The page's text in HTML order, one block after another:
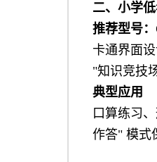
二、小学
推荐型号：
卡通界面
"知识竞技
典型应用
口算练习
作答" 模式